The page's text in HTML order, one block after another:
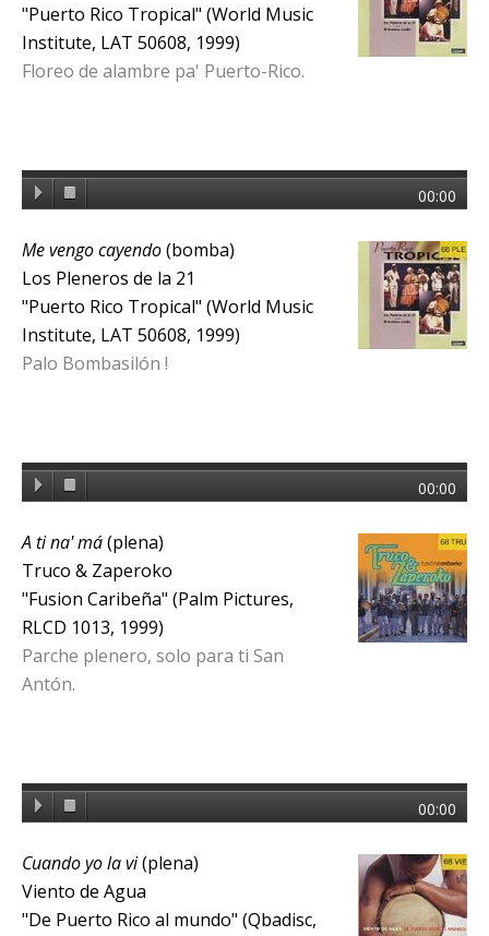
"Puerto Rico Tropical" (World Music
Institute, LAT 50608, 1999)
Floreo de alambre pa' Puerto-Rico.
00:00
Me vengo cayendo(bomba)
Los Pleneros de la 21
"Puerto Rico Tropical" (World Music
Institute, LAT 50608, 1999)
Palo Bombasilón !
00:00
A ti na' má(plena)
Truco & Zaperoko
"Fusion Caribeña" (Palm Pictures,
RLCD 1013, 1999)
Parche plenero, solo para ti San
Antón.
00:00
Cuando yo la vi(plena)
Viento de Agua
"De Puerto Rico al mundo" (Qbadisc,